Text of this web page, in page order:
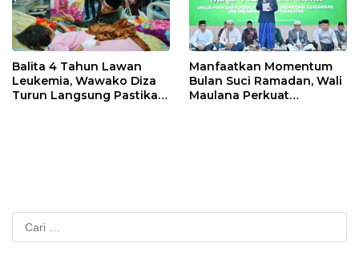
Balita 4 Tahun Lawan
Leukemia, Wawako Diza
Turun Langsung Pastikan
Manfaatkan Momentum
Bulan Suci Ramadan, Wali
Maulana Perkuat